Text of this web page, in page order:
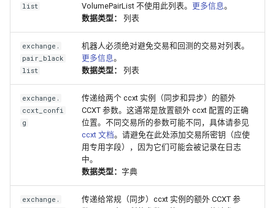
list
VolumePairList 不使用此列表。 更多信息。
数据类型：
列表
exchange.
pair_black
list
机器人必须绝对避免交易和回测的交易对列表。
更多信息。
数据类型：
列表
exchange.
ccxt_confi
g
传递给两个 ccxt 实例（同步和异步）的额外
CCXT 参数。这通常是放置额外 ccxt 配置的正确
位置。不同交易所的参数可能不同，具体请参见
ccxt 文档。请避免在此处添加交易所密钥（应使
用专用字段），因为它们可能会被记录在日志
中。
数据类型： 字典
exchange.
传递给常规（同步）ccxt 实例的额外 CCXT 参